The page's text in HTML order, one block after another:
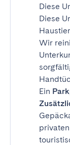
Diese
Diese
Wir
Ein